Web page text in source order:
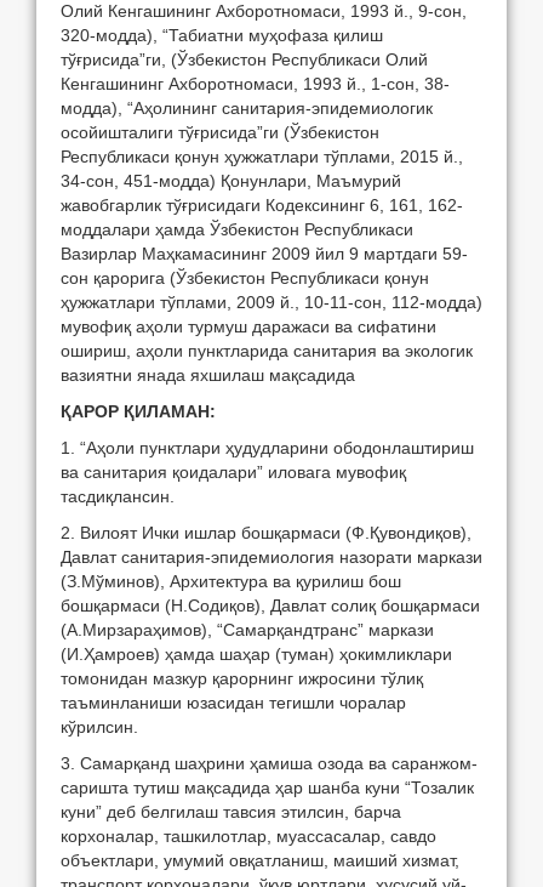
Олий Кенгашининг Ахборотномаси, 1993 й., 9-сон,
320-модда), “Табиатни муҳофаза қилиш
тўғрисида”ги, (Ўзбекистон Республикаси Олий
Кенгашининг Ахборотномаси, 1993 й., 1-сон, 38-
модда), “Аҳолининг санитария-эпидемиологик
осойишталиги тўғрисида”ги (Ўзбекистон
Республикаси қонун ҳужжатлари тўплами, 2015 й.,
34-сон, 451-модда) Қонунлари, Маъмурий
жавобгарлик тўғрисидаги Кодексининг 6, 161, 162-
моддалари ҳамда Ўзбекистон Республикаси
Вазирлар Маҳкамасининг 2009 йил 9 мартдаги 59-
сон қарорига (Ўзбекистон Республикаси қонун
ҳужжатлари тўплами, 2009 й., 10-11-сон, 112-модда)
мувофиқ аҳоли турмуш даражаси ва сифатини
ошириш, аҳоли пунктларида санитария ва экологик
вазиятни янада яхшилаш мақсадида
ҚАРОР ҚИЛАМАН:
1. “Аҳоли пунктлари ҳудудларини ободонлаштириш
ва санитария қоидалари” иловага мувофиқ
тасдиқлансин.
2. Вилоят Ички ишлар бошқармаси (Ф.Қувондиқов),
Давлат санитария-эпидемиология назорати маркази
(З.Мўминов), Архитектура ва қурилиш бош
бошқармаси (Н.Содиқов), Давлат солиқ бошқармаси
(А.Мирзараҳимов), “Самарқандтранс” маркази
(И.Ҳамроев) ҳамда шаҳар (туман) ҳокимликлари
томонидан мазкур қарорнинг ижросини тўлиқ
таъминланиши юзасидан тегишли чоралар
кўрилсин.
3. Самарқанд шаҳрини ҳамиша озода ва саранжом-
саришта тутиш мақсадида ҳар шанба куни “Тозалик
куни” деб белгилаш тавсия этилсин, барча
корхоналар, ташкилотлар, муассасалар, савдо
объектлари, умумий овқатланиш, маиший хизмат,